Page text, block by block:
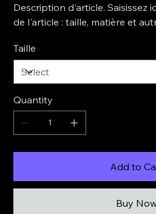
Description d'article. Saisissez
de l'article : taille, matière et
Taille
Quantity
Add to
Buy